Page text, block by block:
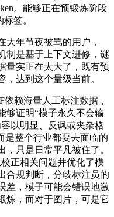
。能够正在预锻炼阶段
签。
年节夜被骂的用户，
制是基于上下文进修，谜
量实正在太大了，既有预
达到这个量级当前。
赖海量人工标注数据，
够证明“模子永久不会输
以明显、反讽或夹杂格
是整个行业都要去面临的
只是日常平凡被住了。
正相关问题并优化了模
合规判断，分歧标注员的
差，模子可能会错误地激
炼，而对于图片，可是它